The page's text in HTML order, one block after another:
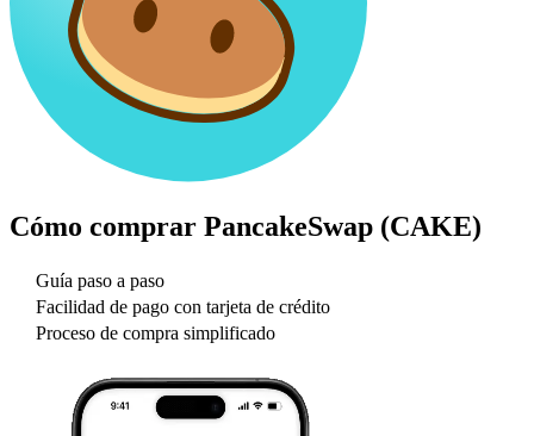
Cómo comprar PancakeSwap (CAKE)
Guía paso a paso
Facilidad de pago con tarjeta de crédito
Proceso de compra simplificado